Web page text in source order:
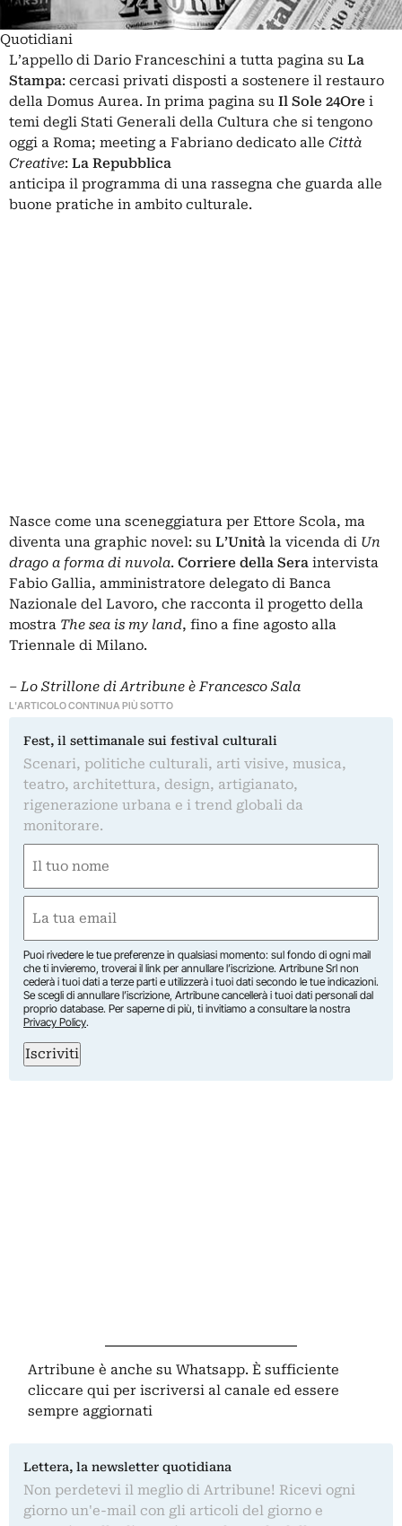
Quotidiani
L’appello di Dario Franceschini a tutta pagina su La
Stampa: cercasi privati disposti a sostenere il restauro
della Domus Aurea. In prima pagina su Il Sole 24Ore i
temi degli Stati Generali della Cultura che si tengono
oggi a Roma; meeting a Fabriano dedicato alle Città
Creative: La Repubblica
anticipa il programma di una rassegna che guarda alle
buone pratiche in ambito culturale.
Nasce come una sceneggiatura per Ettore Scola, ma
diventa una graphic novel: su L’Unità la vicenda di Un
drago a forma di nuvola. Corriere della Sera intervista
Fabio Gallia, amministratore delegato di Banca
Nazionale del Lavoro, che racconta il progetto della
mostra The sea is my land, fino a fine agosto alla
Triennale di Milano.
– Lo Strillone di Artribune è Francesco Sala
L'ARTICOLO CONTINUA PIÙ SOTTO
Fest, il settimanale sui festival culturali
Scenari, politiche culturali, arti visive, musica,
teatro, architettura, design, artigianato,
rigenerazione urbana e i trend globali da
monitorare.
(Obbligatorio)
(Obbligatorio)
Puoi rivedere le tue preferenze in qualsiasi momento: sul fondo di ogni mail
che ti invieremo, troverai il link per annullare l’iscrizione. Artribune Srl non
cederà i tuoi dati a terze parti e utilizzerà i tuoi dati secondo le tue indicazioni.
Se scegli di annullare l’iscrizione, Artribune cancellerà i tuoi dati personali dal
proprio database. Per saperne di più, ti invitiamo a consultare la nostra
Privacy Policy.
Iscriviti
Artribune è anche su Whatsapp. È sufficiente
cliccare qui per iscriversi al canale ed essere
sempre aggiornati
Lettera, la newsletter quotidiana
Non perdetevi il meglio di Artribune! Ricevi ogni
giorno un'e-mail con gli articoli del giorno e